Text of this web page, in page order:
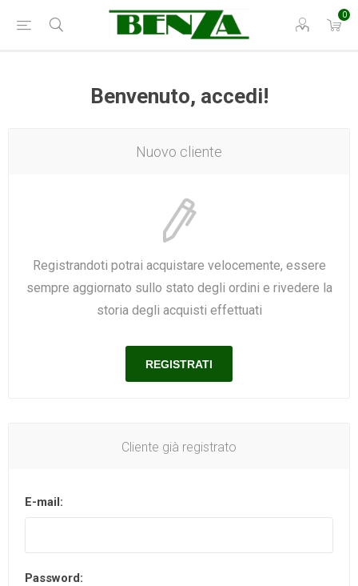
0
Benvenuto, accedi!
Nuovo cliente
Registrandoti potrai acquistare velocemente, essere
sempre aggiornato sullo stato degli ordini e rivedere la
storia degli acquisti effettuati
Cliente già registrato
E-mail:
Password: